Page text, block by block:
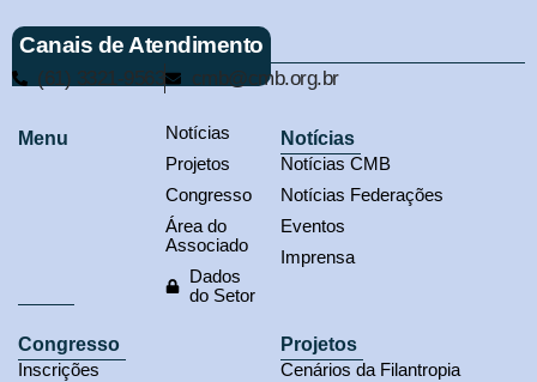
Canais de Atendimento
(61) 3321-9563 cmb@cmb.org.br
Menu
Notícias
Projetos
Congresso
Área do
Associado
Dados
do Setor
Notícias
Notícias CMB
Notícias Federações
Eventos
Imprensa
Congresso
Inscrições
Projetos
Cenários da Filantropia